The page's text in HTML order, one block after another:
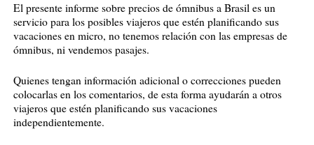
El presente informe sobre precios de ómnibus a Brasil es un
servicio para los posibles viajeros que estén planificando sus
vacaciones en micro, no tenemos relación con las empresas de
ómnibus, ni vendemos pasajes.
Quienes tengan información adicional o correcciones pueden
colocarlas en los comentarios, de esta forma ayudarán a otros
viajeros que estén planificando sus vacaciones
independientemente.